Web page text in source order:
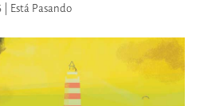
| Está Pasando